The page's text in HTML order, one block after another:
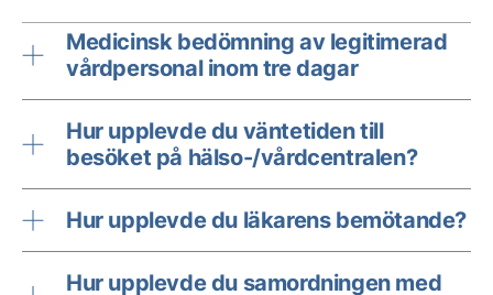
Medicinsk bedömning av legitimerad
vårdpersonal inom tre dagar
Hur upplevde du väntetiden till
besöket på hälso-/vårdcentralen?
Hur upplevde du läkarens bemötande?
Hur upplevde du samordningen med